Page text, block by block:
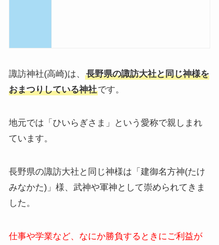
諏訪神社(高崎)は、 長野県の諏訪大社と同じ神様を
おまつりしている神社です。
地元では「ひいらぎさま」という愛称で親しまれ
ています。
長野県の諏訪大社と同じ神様は「 建御名方神(たけ
みなかた)」様、武神や軍神として崇められてきま
した。
仕事や学業など、なにか勝負するときにご利益が